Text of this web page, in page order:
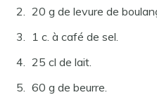
20 g de levure de
1 c. à café de sel.
25 cl de lait.
60 g de beurre.